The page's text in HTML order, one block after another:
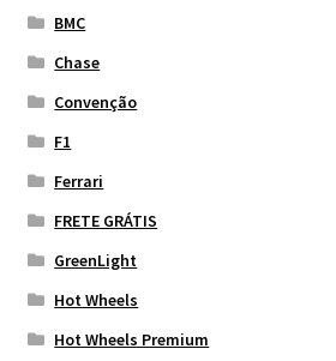
BMC
Chase
Convenção
F1
Ferrari
FRETE GRÁTIS
GreenLight
Hot Wheels
Hot Wheels Premium